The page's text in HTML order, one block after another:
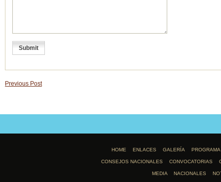
Previous Post
HOME ENLACES GALERÍA PROGRAMA
CONSEJOS NACIONALES CONVOCATORIAS
MEDIA NACIONALES